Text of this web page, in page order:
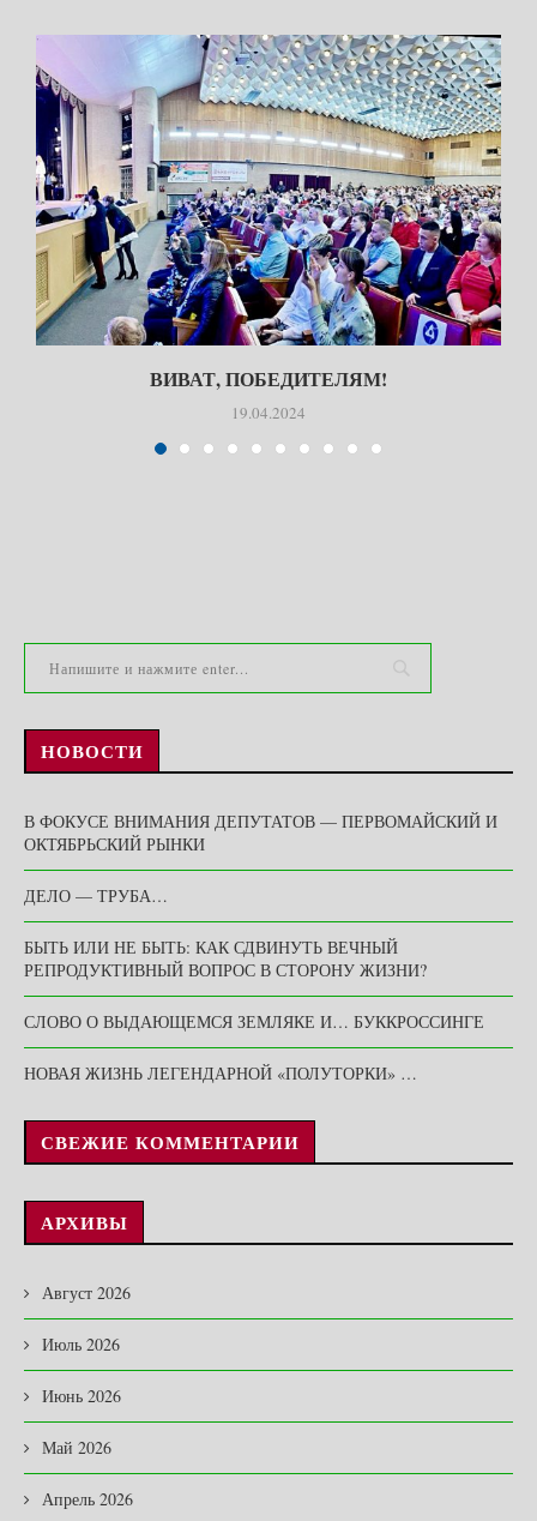
ВИВАТ, ПОБЕДИТЕЛЯМ!
19.04.2024
НОВОСТИ
В ФОКУСЕ ВНИМАНИЯ ДЕПУТАТОВ — ПЕРВОМАЙСКИЙ И
ОКТЯБРЬСКИЙ РЫНКИ
ДЕЛО — ТРУБА…
БЫТЬ ИЛИ НЕ БЫТЬ: КАК СДВИНУТЬ ВЕЧНЫЙ
РЕПРОДУКТИВНЫЙ ВОПРОС В СТОРОНУ ЖИЗНИ?
СЛОВО О ВЫДАЮЩЕМСЯ ЗЕМЛЯКЕ И… БУККРОССИНГЕ
НОВАЯ ЖИЗНЬ ЛЕГЕНДАРНОЙ «ПОЛУТОРКИ» …
СВЕЖИЕ КОММЕНТАРИИ
АРХИВЫ
Август 2026
Июль 2026
Июнь 2026
Май 2026
Апрель 2026